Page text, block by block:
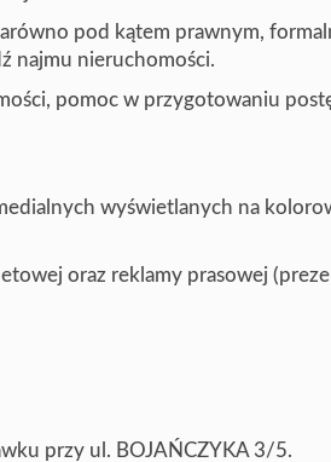
pod kątem prawnym,
najmu nieruchomości.
pomoc w przygotowaniu
wyświetlanych na
oraz reklamy prasowej
przy ul. BOJAŃCZYKA 3/5.